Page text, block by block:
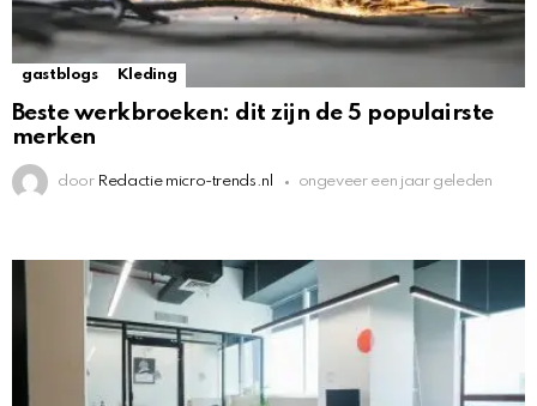
gastblogs Kleding
Beste werkbroeken: dit zijn de 5 populairste
merken
door Redactie micro-trends.nl ongeveer een jaar geleden